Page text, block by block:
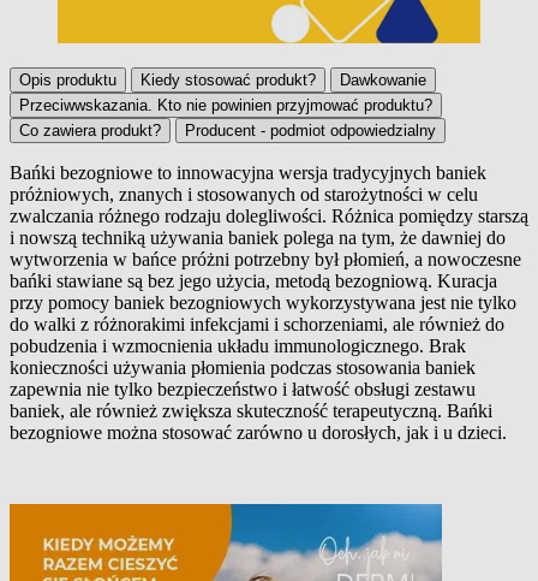
Opis produktu Kiedy stosować produkt?
Dawkowanie
Przeciwwskazania. Kto nie powinien przyjmować produktu?
Co zawiera produkt?
Producent - podmiot odpowiedzialny
Opis produktu
Bańki bezogniowe to innowacyjna wersja tradycyjnych baniek
próżniowych, znanych i stosowanych od starożytności w celu
zwalczania różnego rodzaju dolegliwości. Różnica pomiędzy starszą
i nowszą techniką używania baniek polega na tym, że dawniej do
wytworzenia w bańce próżni potrzebny był płomień, a nowoczesne
bańki stawiane są bez jego użycia, metodą bezogniową. Kuracja
przy pomocy baniek bezogniowych wykorzystywana jest nie tylko
do walki z różnorakimi infekcjami i schorzeniami, ale również do
pobudzenia i wzmocnienia układu immunologicznego. Brak
konieczności używania płomienia podczas stosowania baniek
zapewnia nie tylko bezpieczeństwo i łatwość obsługi zestawu
baniek, ale również zwiększa skuteczność terapeutyczną. Bańki
bezogniowe można stosować zarówno u dorosłych, jak i u dzieci.